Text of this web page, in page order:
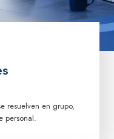
resuelven en grupo,
personal.